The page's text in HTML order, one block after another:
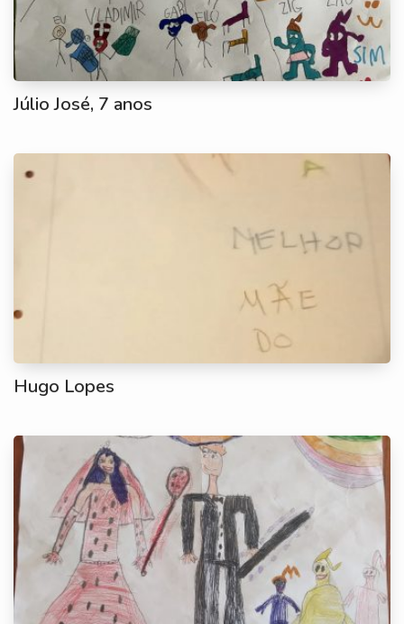
Júlio José, 7 anos
Hugo Lopes